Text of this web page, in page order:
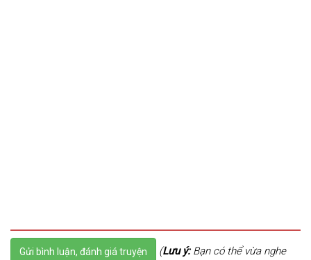
Gửi bình luận, đánh giá truyện (Lưu ý:Bạn có thể vừa nghe